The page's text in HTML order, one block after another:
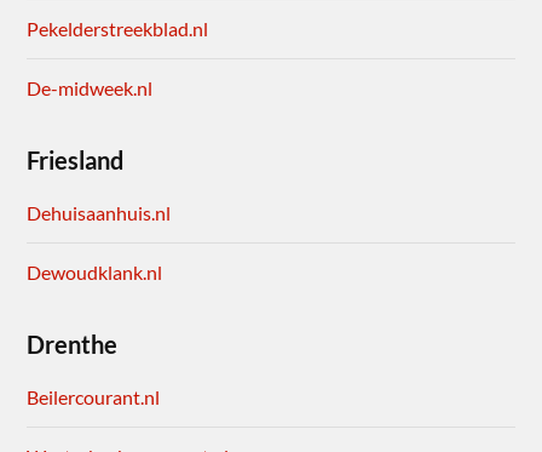
Pekelderstreekblad.nl
De-midweek.nl
Friesland
Dehuisaanhuis.nl
Dewoudklank.nl
Drenthe
Beilercourant.nl